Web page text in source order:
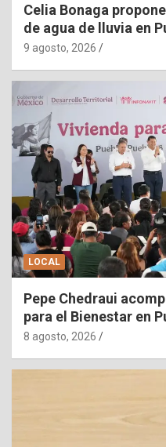
Celia Bonaga
de agua de lluvia en
9 agosto, 2026
LOCAL
Pepe Chedraui
para el Bienestar en
8 agosto, 2026